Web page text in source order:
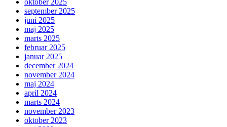
oktober 2025
september 2025
juni 2025
maj 2025
marts 2025
februar 2025
januar 2025
december 2024
november 2024
maj 2024
april 2024
marts 2024
november 2023
oktober 2023